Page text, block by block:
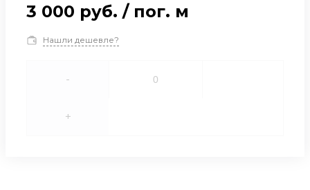
3 000 руб. / пог. м
Нашли дешевле?
-
+